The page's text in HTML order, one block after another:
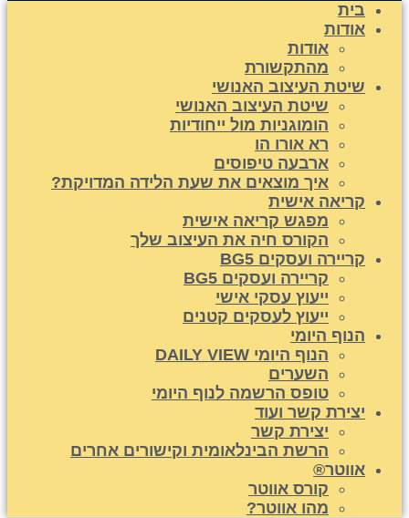
בית
אודות
אודות
מהתקשורת
שיטת העיצוב האנושי
שיטת העיצוב האנושי
הומוגניות מול ייחודיות
רא אורו הו
ארבעה טיפוסים
איך מוצאים את שעת הלידה המדויקת?
קריאה אישית
מפגש קריאה אישית
הקורס חיה את העיצוב שלך
קריירה ועסקים BG5
קריירה ועסקים BG5
ייעוץ עסקי אישי
ייעוץ לעסקים קטנים
הנוף היומי
הנוף היומי DAILY VIEW
השערים
טופס הרשמה לנוף היומי
יצירת קשר ועוד
יצירת קשר
הרשת הבינלאומית וקישורים אחרים
אווטר®
קורס אווטר
מהו אווטר?